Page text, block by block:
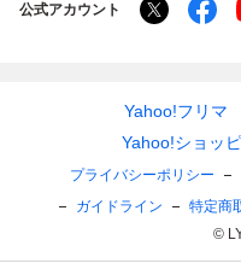
公式アカウント
Yahoo!フリマ
Yahoo!ショッ
プライバシーポリシー
ガイドライン
特定商
©